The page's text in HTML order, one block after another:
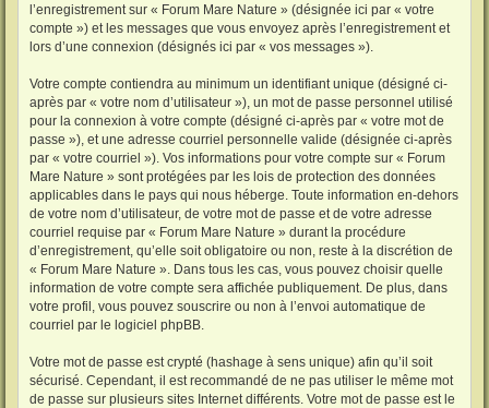
l’enregistrement sur « Forum Mare Nature » (désignée ici par « votre
compte ») et les messages que vous envoyez après l’enregistrement et
lors d’une connexion (désignés ici par « vos messages »).
Votre compte contiendra au minimum un identifiant unique (désigné ci-
après par « votre nom d’utilisateur »), un mot de passe personnel utilisé
pour la connexion à votre compte (désigné ci-après par « votre mot de
passe »), et une adresse courriel personnelle valide (désignée ci-après
par « votre courriel »). Vos informations pour votre compte sur « Forum
Mare Nature » sont protégées par les lois de protection des données
applicables dans le pays qui nous héberge. Toute information en-dehors
de votre nom d’utilisateur, de votre mot de passe et de votre adresse
courriel requise par « Forum Mare Nature » durant la procédure
d’enregistrement, qu’elle soit obligatoire ou non, reste à la discrétion de
« Forum Mare Nature ». Dans tous les cas, vous pouvez choisir quelle
information de votre compte sera affichée publiquement. De plus, dans
votre profil, vous pouvez souscrire ou non à l’envoi automatique de
courriel par le logiciel phpBB.
Votre mot de passe est crypté (hashage à sens unique) afin qu’il soit
sécurisé. Cependant, il est recommandé de ne pas utiliser le même mot
de passe sur plusieurs sites Internet différents. Votre mot de passe est le